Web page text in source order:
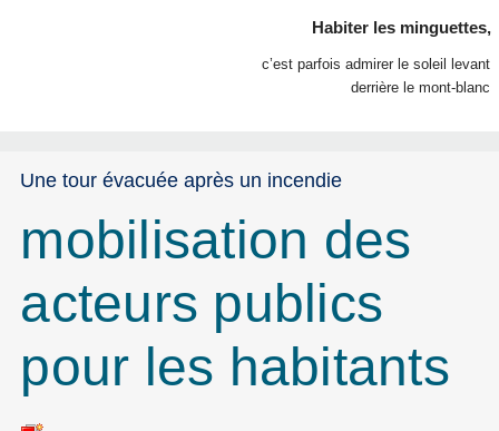
Habiter les minguettes,
c’est parfois admirer le soleil levant
derrière le mont-blanc
Une tour évacuée après un incendie
mobilisation des
acteurs publics
pour les habitants